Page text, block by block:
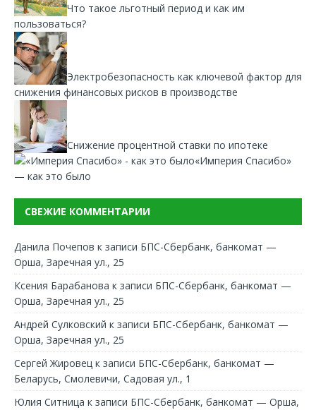
Что такое льготный период и как им
пользоваться?
Электробезопасность как ключевой фактор для
снижения финансовых рисков в производстве
Снижение процентной ставки по ипотеке
«Империя Спасибо»
— как это было
СВЕЖИЕ КОММЕНТАРИИ
Данила Почепов к записи БПС-Сбербанк, банкомат —
Орша, Заречная ул., 25
Ксения Барабанова к записи БПС-Сбербанк, банкомат —
Орша, Заречная ул., 25
Андрей Сулковский к записи БПС-Сбербанк, банкомат —
Орша, Заречная ул., 25
Сергей Жировец к записи БПС-Сбербанк, банкомат —
Беларусь, Смолевичи, Садовая ул., 1
Юлия Ситница к записи БПС-Сбербанк, банкомат — Орша,